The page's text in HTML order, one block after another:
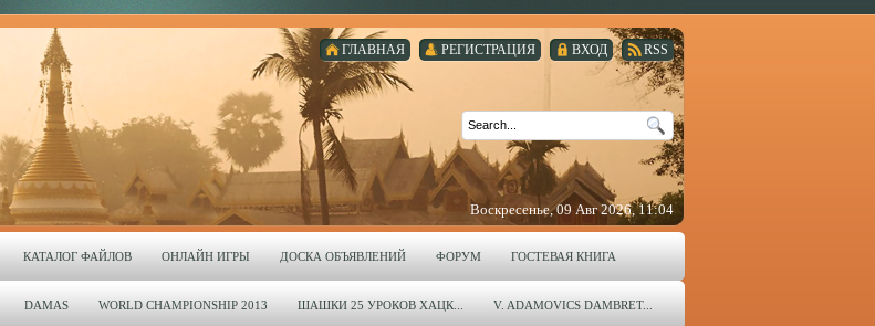
RSS
ВХОД
РЕГИСТРАЦИЯ
ГЛАВНАЯ
Воскресенье, 09 Авг 2026, 11:04
КАТАЛОГ ФАЙЛОВ ОНЛАЙН ИГРЫ ДОСКА ОБЪЯВЛЕНИЙ ФОРУМ ГОСТЕВАЯ КНИГА
DAMAS WORLD CHAMPIONSHIP 2013 ШАШКИ 25 УРОКОВ ХАЦК... V. ADAMOVICS DAMBRET...